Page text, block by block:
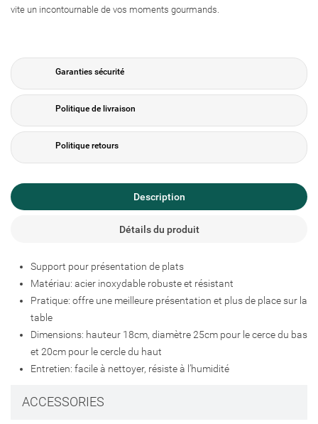
vite un incontournable de vos moments gourmands.
Garanties sécurité
Politique de livraison
Politique retours
Description
Détails du produit
Support pour présentation de plats
Matériau: acier inoxydable robuste et résistant
Pratique: offre une meilleure présentation et plus de place sur la
table
Dimensions: hauteur 18cm, diamètre 25cm pour le cerce du bas
et 20cm pour le cercle du haut
Entretien: facile à nettoyer, résiste à l’humidité
ACCESSORIES
Ajouter à ma liste d'envies
Créer une liste d'envies
Nom de la liste d'envies
Vous devez être connecté pour ajouter des produits à votre liste
d'envies.